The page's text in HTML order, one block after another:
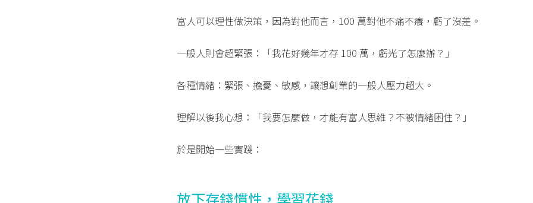
富人可以理性做決策，因為對他而言，100 萬對他不痛不癢，虧了沒差。
一般人則會超緊張：「我花好幾年才存 100 萬，虧光了怎麼辦？」
各種情緒：緊張、擔憂、敏感，讓想創業的一般人壓力超大。
理解以後我心想：「我要怎麼做，才能有富人思維？不被情緒困住？」
於是開始一些實踐：
放下存錢慣性，學習花錢